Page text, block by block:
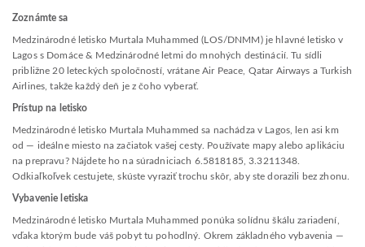
Zoznámte sa
Medzinárodné letisko Murtala Muhammed (LOS/DNMM) je hlavné letisko v
Lagos s Domáce & Medzinárodné letmi do mnohých destinácií. Tu sídli
približne 20 leteckých spoločností, vrátane Air Peace, Qatar Airways a Turkish
Airlines, takže každý deň je z čoho vyberať.
Prístup na letisko
Medzinárodné letisko Murtala Muhammed sa nachádza v Lagos, len asi km
od — ideálne miesto na začiatok vašej cesty. Používate mapy alebo aplikáciu
na prepravu? Nájdete ho na súradniciach 6.5818185, 3.3211348.
Odkiaľkoľvek cestujete, skúste vyraziť trochu skôr, aby ste dorazili bez zhonu.
Vybavenie letiska
Medzinárodné letisko Murtala Muhammed ponúka solídnu škálu zariadení,
vďaka ktorým bude váš pobyt tu pohodlný. Okrem základného vybavenia —